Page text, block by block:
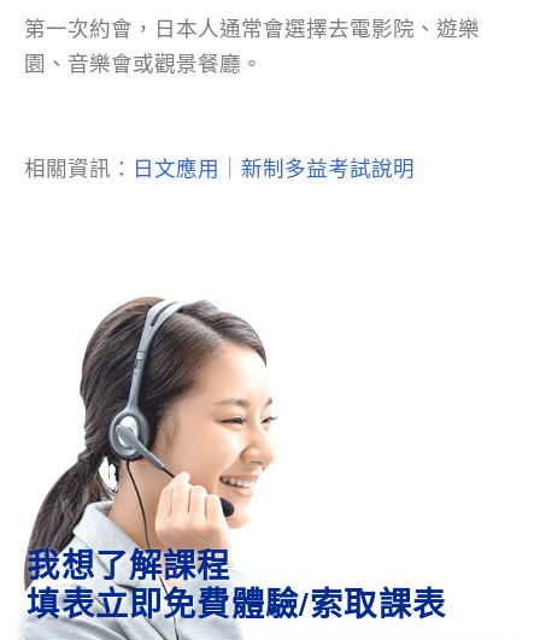
第一次約會，日本人通常會選擇去電影院、遊樂
園、音樂會或觀景餐廳。
相關資訊： 日文應用 ｜ 新制多益考試說明
我想了解課程
填表立即免費體驗/索取課表